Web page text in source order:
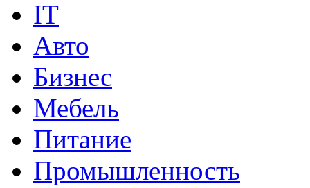
IT
Авто
Бизнес
Мебель
Питание
Промышленность